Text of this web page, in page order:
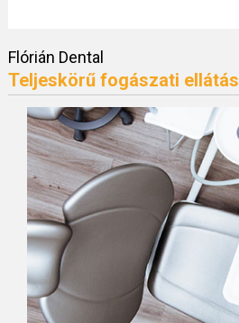
Flórián Dental
Teljeskörű fogászati ellátás